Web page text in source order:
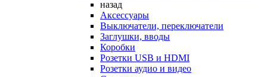
назад
Аксессуары
Выключатели, переключатели
Заглушки, вводы
Коробки
Розетки USB и HDMI
Розетки аудио и видео